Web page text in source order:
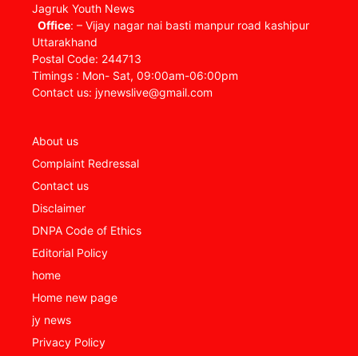
Jagruk Youth News
Office: – Vijay nagar nai basti manpur road kashipur
Uttarakhand
Postal Code: 244713
Timings : Mon- Sat, 09:00am-06:00pm
Contact us: jynewslive@gmail.com
About us
Complaint Redressal
Contact us
Disclaimer
DNPA Code of Ethics
Editorial Policy
home
Home new page
jy news
Privacy Policy